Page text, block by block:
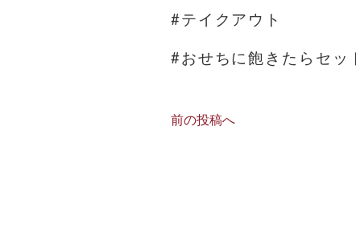
#テイクアウト
#おせちに飽きたらセッ
前の投稿へ